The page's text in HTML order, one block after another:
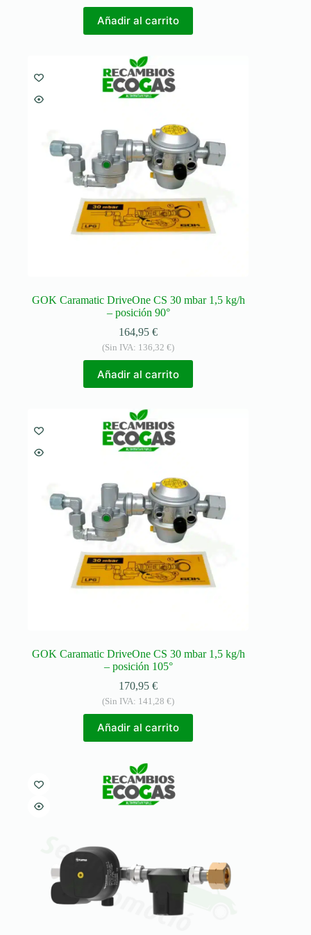
Añadir al carrito
GOK Caramatic DriveOne CS 30 mbar 1,5 kg/h
– posición 90°
164,95€
(Sin IVA: 136,32€)
Añadir al carrito
GOK Caramatic DriveOne CS 30 mbar 1,5 kg/h
– posición 105°
170,95€
(Sin IVA: 141,28€)
Añadir al carrito